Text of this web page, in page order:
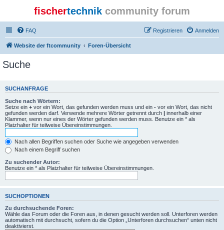
fischertechnik community forum
FAQ Anmelden
Registrieren
Website der ftcommunity Foren-Übersicht
Suche
SUCHANFRAGE
Suche nach Wörtern:
Setze ein + vor ein Wort, das gefunden werden muss und ein - vor ein Wort, das nicht
gefunden werden darf. Verwende mehrere Wörter getrennt durch | innerhalb einer
Klammer, wenn nur eines der Wörter gefunden werden muss. Benutze ein * als
Platzhalter für teilweise Übereinstimmungen.
Nach allen Begriffen suchen oder Suche wie angegeben verwenden
Nach einem Begriff suchen
Zu suchender Autor:
Benutze ein * als Platzhalter für teilweise Übereinstimmungen.
SUCHOPTIONEN
Zu durchsuchende Foren:
Wähle das Forum oder die Foren aus, in denen gesucht werden soll. Unterforen werden
automatisch mit durchsucht, sofern du die Option „Unterforen durchsuchen“ unten nicht
deaktivierst.